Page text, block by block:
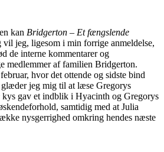
kan Bridgerton – Et fængslende
vil jeg, ligesom i min forrige anmeldelse,
de interne kommentarer og
medlemmer af familien Bridgerton.
hvor det ottende og sidste bind
jeg mig til at læse Gregorys
kys gav et indblik i Hyacinth og Gregorys
samtidig med at Julia
nysgerrighed omkring hendes næste